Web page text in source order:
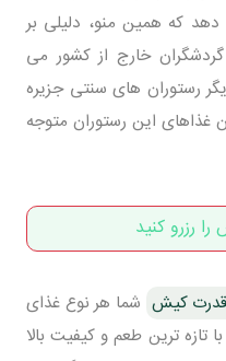
دهد که همین منو، دلیلی بر
خارج از کشور می
رستوران های سنتی جزیره
غذاهای این رستوران متوجه
رزرو کنید
قدرت کیش شما هر نوع غذای
تازه ترین طعم و کیفیت بالا